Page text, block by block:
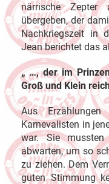
närrische Zepter
übergeben, der
Nachkriegszeit in
Jean berichtet das
„ …, der im
Groß und Klein
Aus
Karnevalisten in
war. Sie mussten
abwarten, um so
zu ziehen. Dem
guten Stimmung